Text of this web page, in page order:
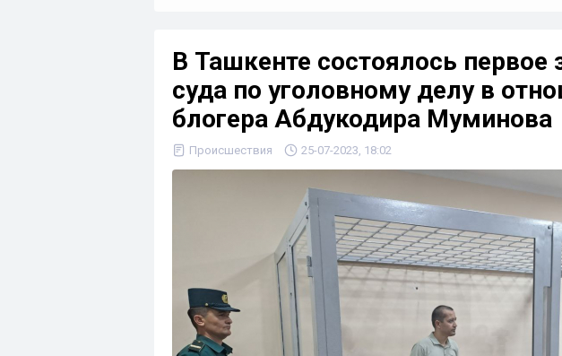
В Ташкенте состоялось первое
суда по уголовному делу в
блогера Абдукодира Муминова
Происшествия 25-07-2023, 18:02